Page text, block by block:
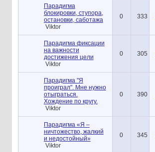
Парадигма
блокировки, ступора,
остановки, саботажа
Viktor
0 333
Парадигма фиксации
на важности
достижения цели
Viktor
0 305
Парадигма "Я
проиграл". Мне нужно
отыграться.
Хождение по кругу.
Viktor
0 390
Парадигма «Я –
ничтожество, жалкий
и недостойный»
Viktor
0 345